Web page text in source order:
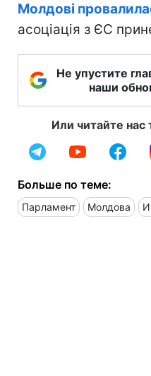
Молдові
асоціація з ЄС
Не упустите
наши
Или читайте нас
Больше по теме:
Парламент Молдова